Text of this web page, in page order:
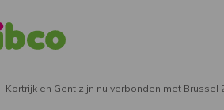
Kortrijk en Gent zijn nu verbonden met